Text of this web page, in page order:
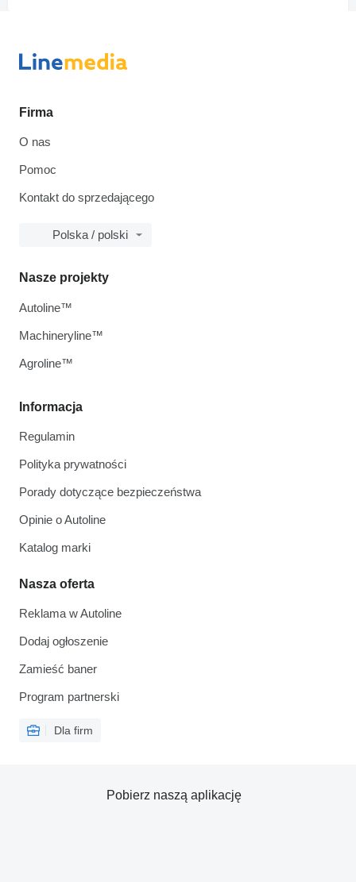
Firma
O nas
Pomoc
Kontakt do sprzedającego
Polska / polski
Informacja
Regulamin
Polityka prywatności
Porady dotyczące bezpieczeństwa
Opinie o Autoline
Katalog marki
Nasza oferta
Reklama w Autoline
Dodaj ogłoszenie
Zamieść baner
Program partnerski
Dla firm
Nasze projekty
Autoline™
Machineryline™
Agroline™
Pobierz naszą aplikację